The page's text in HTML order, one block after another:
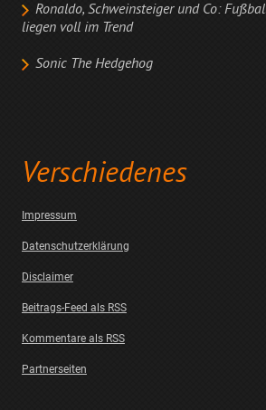
Ronaldo, Schweinsteiger und Co:
liegen voll im Trend
Sonic The Hedgehog
Verschiedenes
Impressum
Datenschutzerklärung
Disclaimer
Beitrags-Feed als RSS
Kommentare als RSS
Partnerseiten